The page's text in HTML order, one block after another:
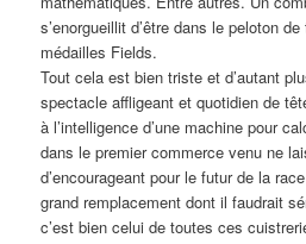
s’enorgueillit d’être dans le peloton
médailles Fields.
Tout cela est bien triste et d’autant
spectacle affligeant et quotidien de
à l’intelligence d’une machine pour
dans le premier commerce venu ne
d’encourageant pour le futur de la
grand remplacement dont il faudrait
c’est bien celui de toutes ces